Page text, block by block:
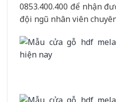
0853.400.400 để nhận
đội ngũ nhân viên